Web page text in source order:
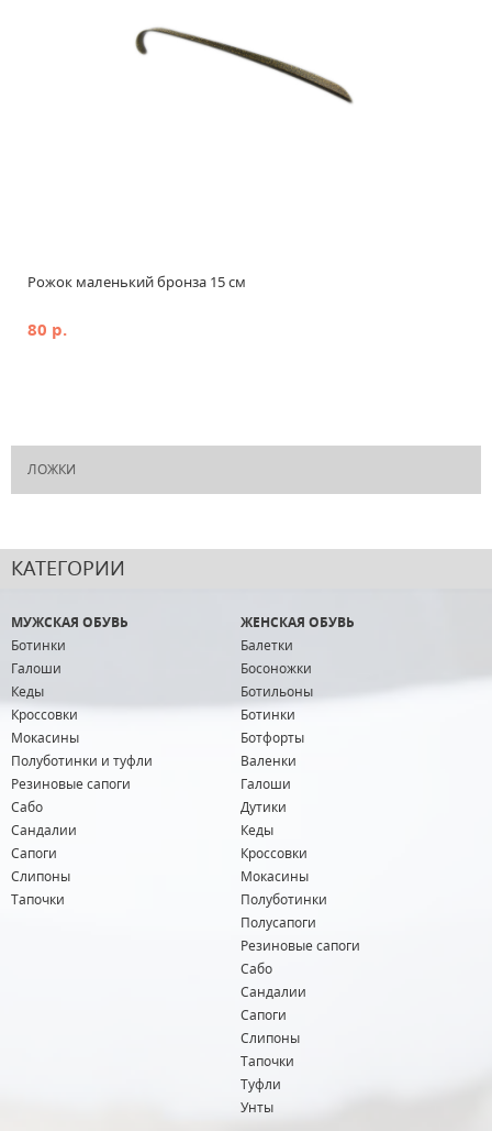
Рожок маленький бронза 15 см
80 р.
ЛОЖКИ
КАТЕГОРИИ
МУЖСКАЯ ОБУВЬ
Ботинки
Галоши
Кеды
Кроссовки
Мокасины
Полуботинки и туфли
Резиновые сапоги
Сабо
Сандалии
Сапоги
Слипоны
Тапочки
ЖЕНСКАЯ ОБУВЬ
Балетки
Босоножки
Ботильоны
Ботинки
Ботфорты
Валенки
Галоши
Дутики
Кеды
Кроссовки
Мокасины
Полуботинки
Полусапоги
Резиновые сапоги
Сабо
Сандалии
Сапоги
Слипоны
Тапочки
Туфли
Унты